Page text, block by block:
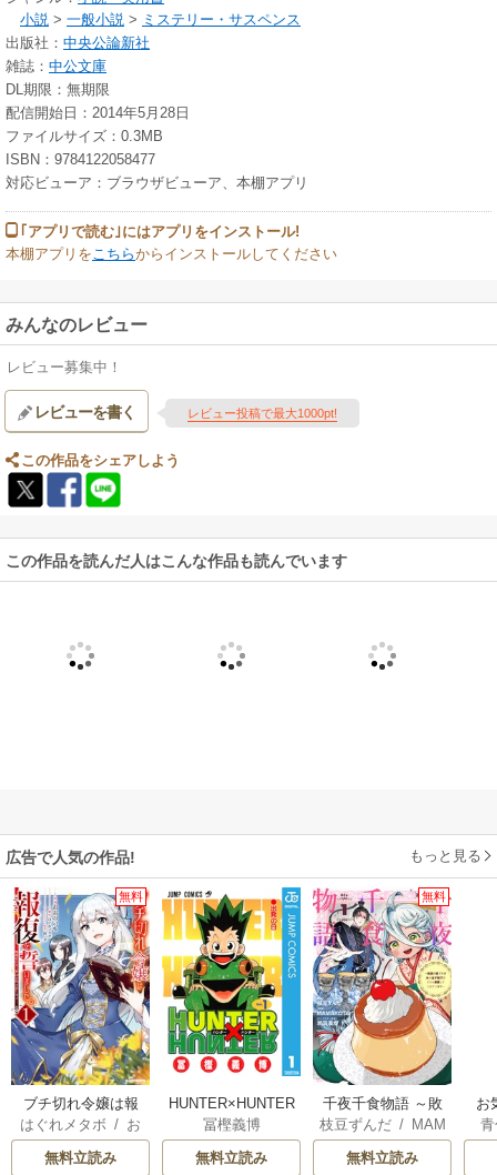
小説 > 一般小説 > ミステリー・サスペンス
出版社： 中央公論新社
雑誌： 中公文庫
DL期限：無期限
配信開始日：2014年5月28日
ファイルサイズ：0.3MB
ISBN：9784122058477
対応ビューア：ブラウザビューア、本棚アプリ
｢アプリで読む｣にはアプリをインストール!
本棚アプリを こちらからインストールしてください
みんなのレビュー
レビュー募集中！
レビューを書く レビュー投稿で最大1000pt!
この作品をシェアしよう
この作品を読んだ人はこんな作品も読んでいます
広告で人気の作品! もっと見る
無料
ブチ切れ令嬢は報
復を誓いました。
はぐれメタボ / お
おのいも /
無料立読み
HUNTER×HUNTER
モノクロ版
冨樫義博
無料立読み
無料
千夜千食物語 ～敗
国の姫ですが氷の
皇子殿下がどうも
溺愛してくれてい
枝豆ずんだ/ MAM
AKOTO
/ 鴉羽凛燈
無料立読み
お